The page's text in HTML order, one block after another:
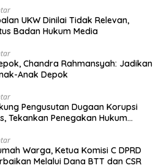
UKW Dinilai Tidak Relevan,
Badan Hukum Media
Chandra Rahmansyah: Jadikan
Anak Depok
Pengusutan Dugaan Korupsi
Tekankan Penegakan Hukum
Warga, Ketua Komisi C DPRD
Melalui Dana BTT dan CSR